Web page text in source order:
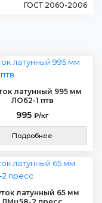
ГОСТ 2060-2006
латунный 995 мм
ЛО62-1 птв
995 ₽/кг
Подробнее
латунный 65 мм